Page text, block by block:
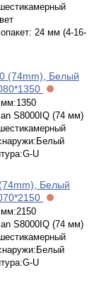
24 мм (4-16-
(74mm), Белый
S8000IQ (74 мм)
U
Белый
S8000IQ (74 мм)
U